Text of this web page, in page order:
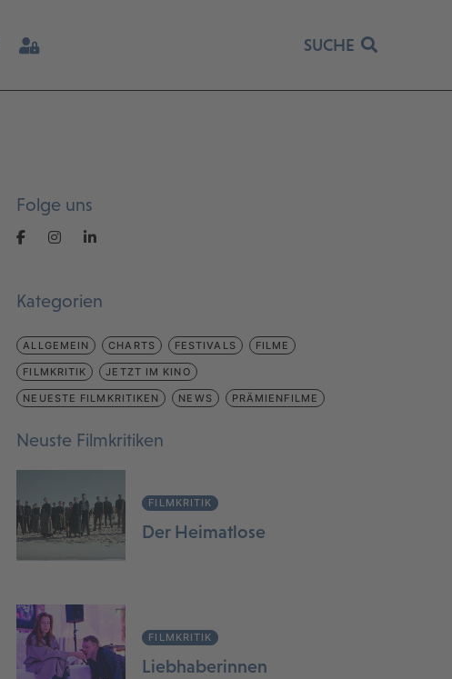
SUCHE
Folge uns
Kategorien
ALLGEMEIN CHARTS FESTIVALS FILME
FILMKRITIK JETZT IM KINO
NEUESTE FILMKRITIKEN NEWS PRÄMIENFILME
Neuste Filmkritiken
FILMKRITIK
Der Heimatlose
FILMKRITIK
Liebhaberinnen